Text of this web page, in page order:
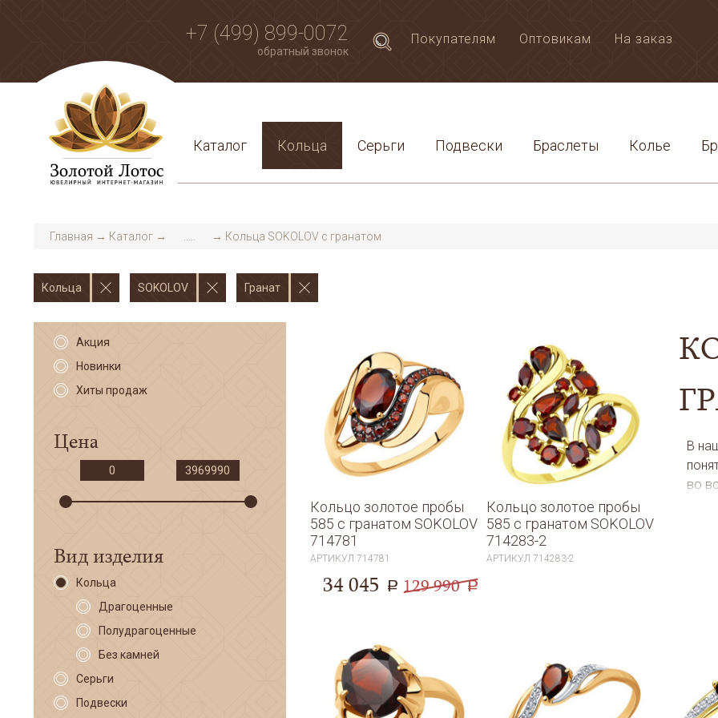
+7 (499) 899-0072
обратный звонок
Покупателям Оптовикам На заказ
Каталог Кольца Серьги Подвески Браслеты Колье
Главная → Каталог → → Кольца SOKOLOV с гранатом
Кольца SOKOLOV Гранат
Акция
Новинки
Хиты продаж
Цена
Вид изделия
Кольца
Драгоценные
Полудрагоценные
Без камней
Серьги
Подвески
В
во
две
Кольцо золотое пробы
585 с гранатом SOKOLOV
714781
АРТИКУЛ714781
34 045 a 129 990 a
Кольцо золотое пробы
585 с гранатом SOKOLOV
714283-2
АРТИКУЛ714283-2